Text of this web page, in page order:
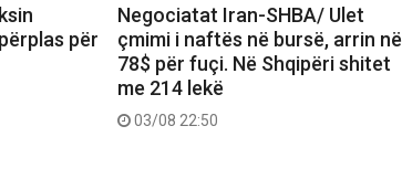
për
Negociatat Iran-SHBA/ Ulet
çmimi i naftës në bursë, arrin në
78$ për fuçi. Në Shqipëri shitet
me 214 lekë
03/08 22:50